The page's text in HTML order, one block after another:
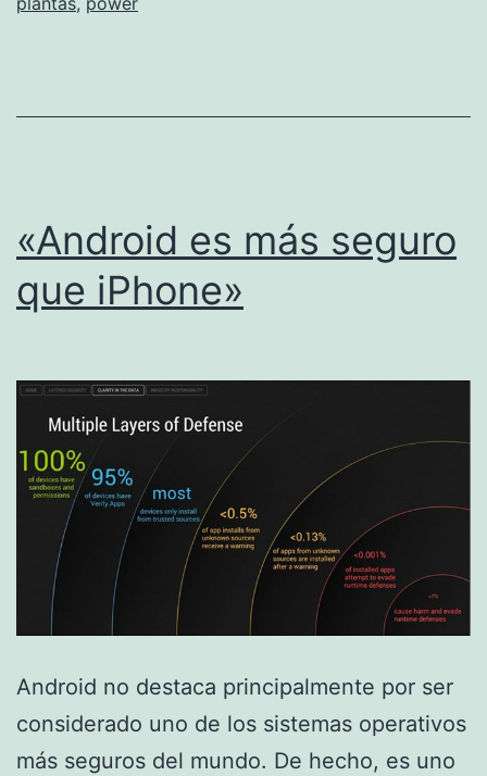
smartphone
«Android es más seguro
que iPhone»
Android no destaca principalmente por ser
considerado uno de los sistemas operativos
más seguros del mundo. De hecho, es uno